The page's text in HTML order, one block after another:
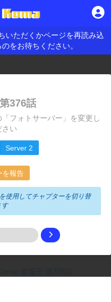
いただくかページを再読み込
をお待ちください。
376話
フォトサーバー」を変更し
さい
Server 2
を報告
用してチャプターを切り替
す